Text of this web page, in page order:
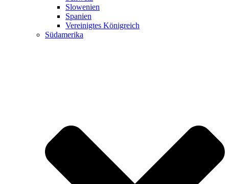
Slowenien
Spanien
Vereinigtes Königreich
Südamerika